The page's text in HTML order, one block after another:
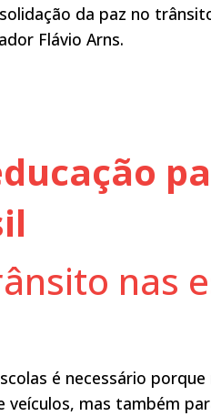
da paz no
Flávio Arns.
nas
é necessário
mas também